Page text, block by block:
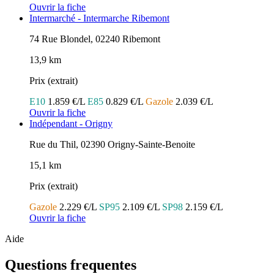
Ouvrir la fiche
Intermarché - Intermarche Ribemont
74 Rue Blondel, 02240 Ribemont
13,9 km
Prix (extrait)
E10 1.859 €/L E85 0.829 €/L Gazole 2.039 €/L
Ouvrir la fiche
Indépendant - Origny
Rue du Thil, 02390 Origny-Sainte-Benoite
15,1 km
Prix (extrait)
Gazole 2.229 €/L SP95 2.109 €/L SP98 2.159 €/L
Ouvrir la fiche
Aide
Questions frequentes